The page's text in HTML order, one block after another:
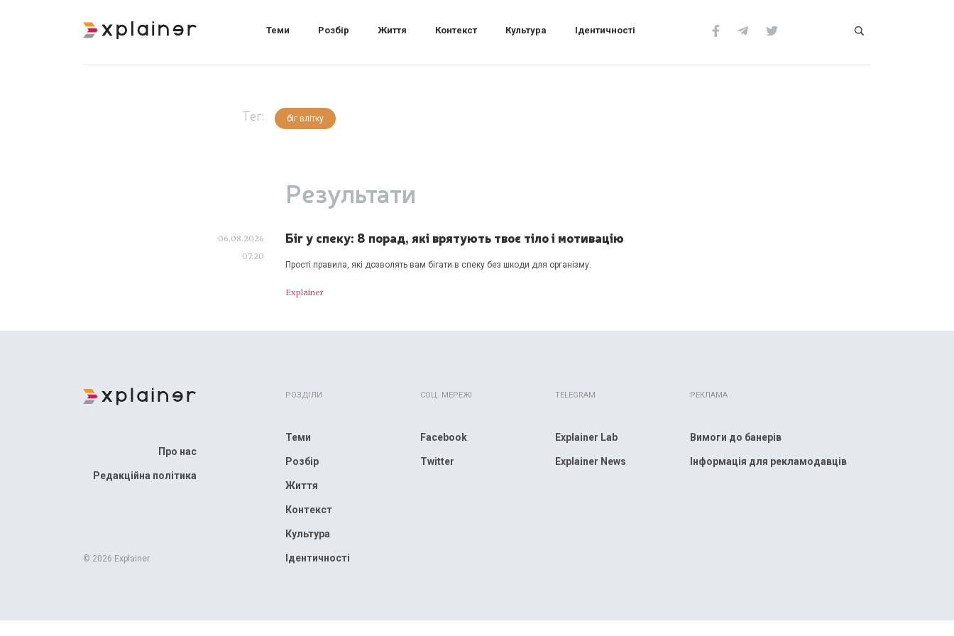
Теми Розбір Життя Контекст Культура Ідентичності
Тег: біг влітку
Результати
06.08.2026
07:20
Біг у спеку: 8 порад, які врятують твоє тіло і мотивацію
Прості правила, які дозволять вам бігати в спеку без шкоди для організму.
Explainer
РОЗДІЛИ СОЦ. МЕРЕЖІ TELEGRAM РЕКЛАМА
Про нас
Редакційна політика
© 2026 Explainer
Теми
Розбір
Життя
Контекст
Культура
Ідентичності
Facebook
Twitter
Explainer Lab
Explainer News
Вимоги до банерів
Інформація для рекламодавців